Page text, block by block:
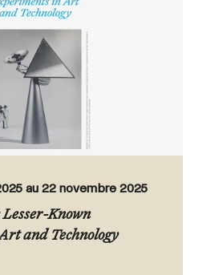
Known
and Technology
au 22 novembre 2025